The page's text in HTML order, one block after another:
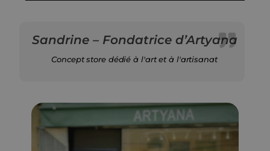
Sandrine – Fondatrice d’Artyana
Concept store dédié à l'art et à l'artisanat